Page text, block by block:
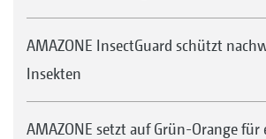
AMAZONE InsectGuard schützt
Insekten
AMAZONE setzt auf Grün-Orange für